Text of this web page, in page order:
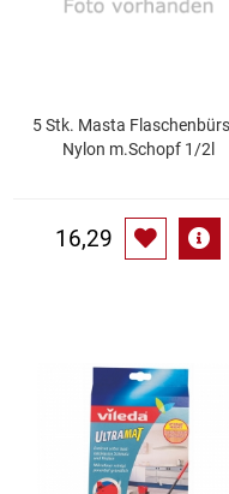
Spirituosen
Tischbereich
Tischkultur
5 Stk. Masta
Nylon m.Schopf 1/2l
16,29